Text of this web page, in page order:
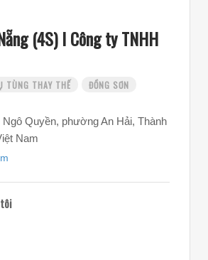
(4S) l Công ty TNHH
TÙNG THAY THẾ ĐỒNG SƠN
Quyền, phường An Hải, Thành
Nam